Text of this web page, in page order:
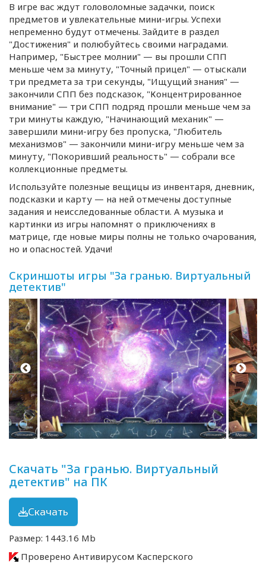
В игре вас ждут головоломные задачки, поиск
предметов и увлекательные мини-игры. Успехи
непременно будут отмечены. Зайдите в раздел
"Достижения" и полюбуйтесь своими наградами.
Например, "Быстрее молнии" — вы прошли СПП
меньше чем за минуту, "Точный прицел" — отыскали
три предмета за три секунды, "Ищущий знания" —
закончили СПП без подсказок, "Концентрированное
внимание" — три СПП подряд прошли меньше чем за
три минуты каждую, "Начинающий механик" —
завершили мини-игру без пропуска, "Любитель
механизмов" — закончили мини-игру меньше чем за
минуту, "Покоривший реальность" — собрали все
коллекционные предметы.
Используйте полезные вещицы из инвентаря, дневник,
подсказки и карту — на ней отмечены доступные
задания и неисследованные области. А музыка и
картинки из игры напомнят о приключениях в
матрице, где новые миры полны не только очарования,
но и опасностей. Удачи!
Скриншоты игры "За гранью. Виртуальный
детектив"
Скачать "За гранью. Виртуальный
детектив" на ПК
Скачать
Размер: 1443.16 Mb
Проверено Антивирусом Касперского